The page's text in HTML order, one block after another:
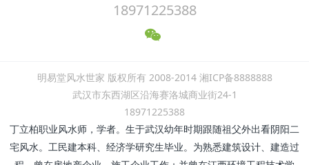
18971225388
明易堂风水世家 版权所有 2008-2014 湘ICP备8888888
武汉市东西湖区沿海赛洛城商业街24-1
18971225388
丁立柏职业风水师，学者。生于武汉幼年时期跟随祖父外出看阴阳二
宅风水。工民建本科、经济学研究生毕业。为熟悉建筑设计、建造过